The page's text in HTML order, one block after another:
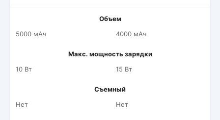
Объем
5000 мАч
4000 мАч
Макс. мощность зарядки
10 Вт
15 Вт
Съемный
Нет
Нет